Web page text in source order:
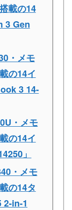
載の14
3 Gen
・メモ
の14イ
3 14-
・メモ
の14イ
」
・メモ
の14タ
2-in-1